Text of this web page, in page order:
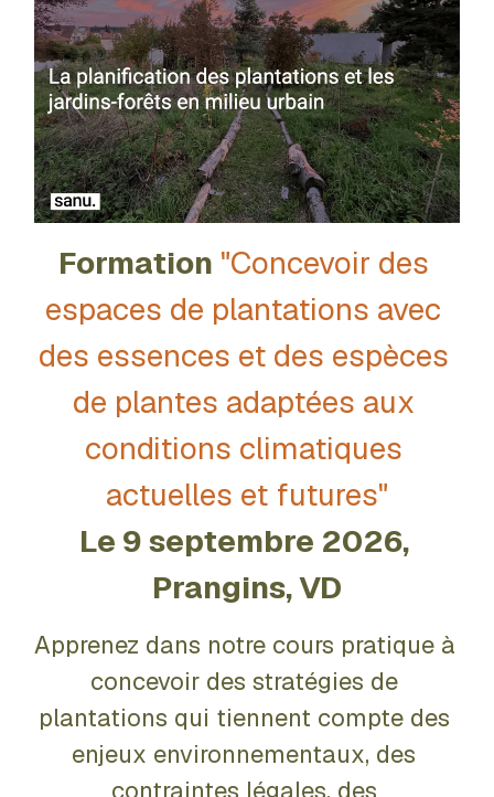
Mise en lien
Ils parlent de nous
Contact
Formation "Concevoir des
espaces de plantations avec
des essences et des espèces
de plantes adaptées aux
conditions climatiques
actuelles et futures"
Le 9 septembre 2026,
Prangins, VD
Apprenez dans notre cours pratique à
concevoir des stratégies de
plantations qui tiennent compte des
enjeux environnementaux, des